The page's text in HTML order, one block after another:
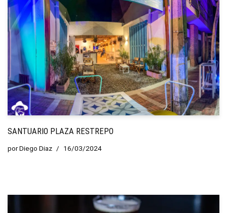
SANTUARIO PLAZA RESTREPO
porDiego Diaz 16/03/2024